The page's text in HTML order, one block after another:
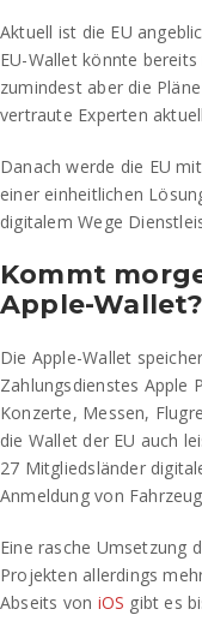
Aktuell ist die EU
EU-Wallet könnte
zumindest aber die
vertraute Experten
Danach werde die EU
einer einheitlichen
digitalem Wege
Kommt
Apple-Wallet?
Die Apple-Wallet
Zahlungsdienstes Apple
Konzerte, Messen,
die Wallet der EU auch
27 Mitgliedsländer
Anmeldung von
Eine rasche Umsetzung
Projekten allerdings
Abseits von iOS gibt es